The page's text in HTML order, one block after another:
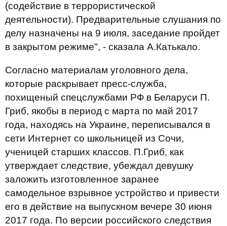
(содействие в террористической
деятельности). Предварительные слушания по
делу назначены на 9 июля, заседание пройдет
в закрытом режиме", - сказала А.Катькало.
Согласно материалам уголовного дела,
которые раскрывает пресс-служба,
похищеный спецслужбами РФ в Беларуси П.
Гриб, якобы в период с марта по май 2017
года, находясь на Украине, переписывался в
сети Интернет со школьницей из Сочи,
ученицей старших классов. П.Гриб, как
утверждает следствие, убеждал девушку
заложить изготовленное заранее
самодельное взрывное устройство и привести
его в действие на выпускном вечере 30 июня
2017 года. По версии российского следствия